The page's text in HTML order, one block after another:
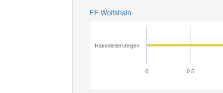
FF Wolfshain
Hakenleitersteigen
0 0.5